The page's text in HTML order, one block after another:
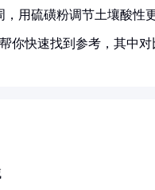
用硫磺粉调节土壤酸性
你快速找到参考，其中